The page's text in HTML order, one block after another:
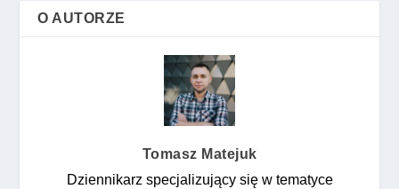
O AUTORZE
Tomasz Matejuk
Dziennikarz specjalizujący się w tematyce